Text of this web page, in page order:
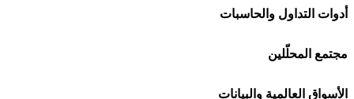
اكسنس Exness
منصة بينانس
شركات تداول في الإمارات
شركات تداول في الكويت
شركات تداول في قطر
🌍 كل البورصات العربية
🇸🇦 السوق السعودية
🇦🇪 أسواق الإمارات
أدوات التداول والحاسبات
🕌 حاسبة الزكاة
💱 محول العملات
مجتمع المحلّلين
🧱 حائط المجتمع
الأسواق العالمية والبيانات